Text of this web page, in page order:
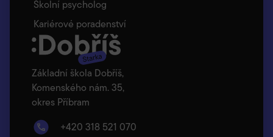
Základní škola Dobříš,
Komenského nám. 35,
okres Příbram
+420 318 521 070
Školní psycholog
Kariérové poradenství